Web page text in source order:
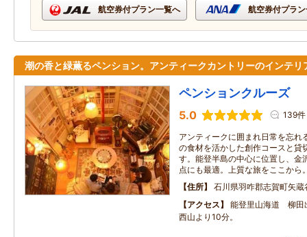
航空券付プラン一覧へ 航空券付プラ
潮の香と緑薫るペンション。アンティークカントリーのインテリ
ペンションクルーズ
5.0 139件
アンティークに囲まれ日常を忘れ
の食材を活かした創作コースと貸
す。能登半島の中心に位置し、金
点にも最適。上質な旅をここから
住所
石川県羽咋郡志賀町矢
アクセス
能登里山海道 柳田
西山より10分。